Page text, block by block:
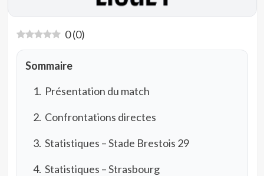
0(0)
Sommaire
Présentation du match
Confrontations directes
Statistiques – Stade Brestois 29
Statistiques – Strasbourg